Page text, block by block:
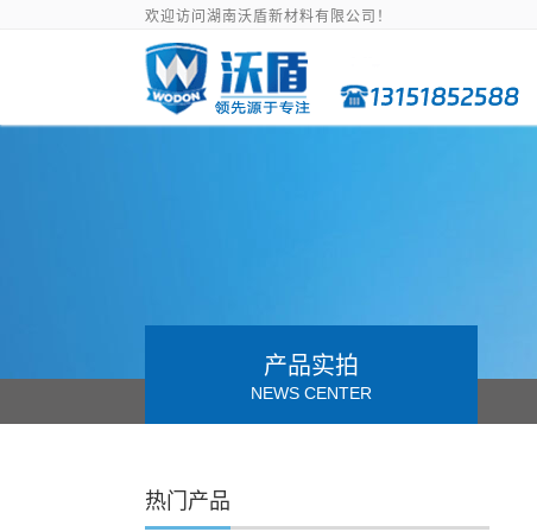
欢迎访问湖南沃盾新材料有限公司！
产品实拍
NEWS CENTER
热门产品